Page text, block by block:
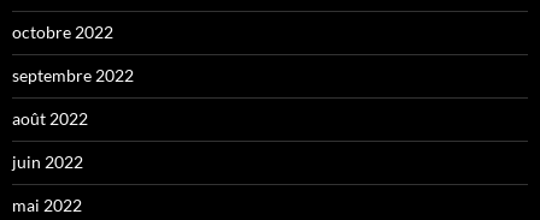
octobre 2022
septembre 2022
août 2022
juin 2022
mai 2022